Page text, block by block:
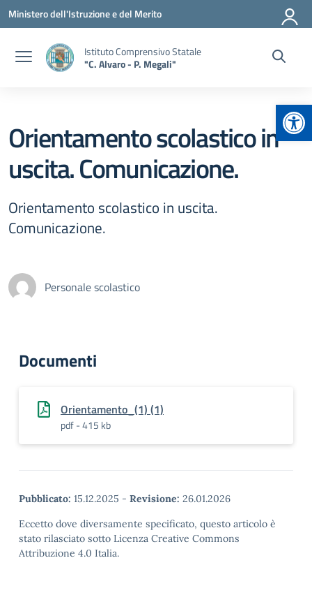
Vai ai contenuti
Vai al menu di navigazione
Vai al footer
Ministero dell'Istruzione e del Merito
Istituto Comprensivo Statale
"C. Alvaro - P. Megali"
Orientamento scolastico in
uscita. Comunicazione.
Orientamento scolastico in uscita.
Comunicazione.
Personale scolastico
Documenti
Orientamento_(1) (1)
pdf - 415 kb
Pubblicato: 15.12.2025 - Revisione: 26.01.2026
Eccetto dove diversamente specificato, questo articolo è
stato rilasciato sotto Licenza Creative Commons
Attribuzione 4.0 Italia.